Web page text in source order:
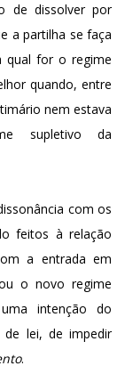
de dissolver por
a partilha se faça
qual for o regime
quando, entre
nem estava
supletivo da
com os
feitos à relação
a entrada em
o novo regime
intenção do
de lei, de impedir
.